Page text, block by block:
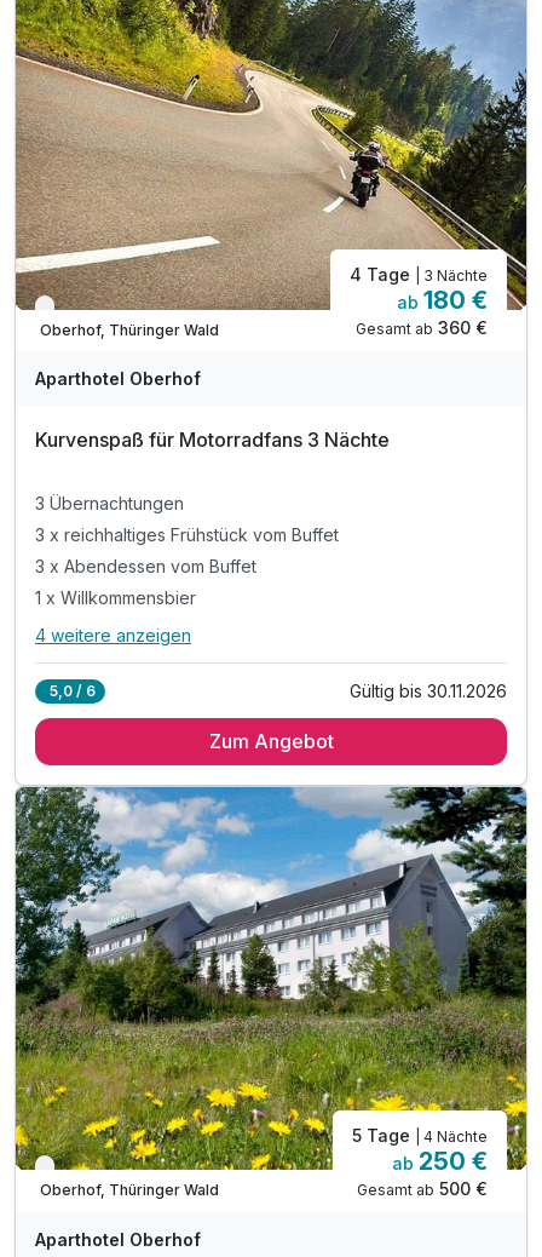
inkl. Parkplatz
inkl. WLAN
Massagen nach Vereinbarung möglich
Verfügbar bis November
Oberhof, Thüringer Wald
4 Tage | 3 Nächte
ab 180 €
Gesamt ab 360 €
Aparthotel Oberhof
Kurvenspaß für Motorradfans 3 Nächte
3 Übernachtungen
3 x reichhaltiges Frühstück vom Buffet
3 x Abendessen vom Buffet
1 x Willkommensbier
Alle Inklusivleistungen
3 x reichhaltiges Frühstück vom Buffet
1 x Willkommensbier
1 x Willkommensgeschenk
inkl. WLAN
inkl. Nutzung unserer Sauna
inkl. Nutzung der Bikergarage
4 weitere anzeigen
5,0 / 6 Gültig bis 30.11.2026
Zum Angebot
Verfügbar bis Dezember
Oberhof, Thüringer Wald
5 Tage | 4 Nächte
ab 250 €
Gesamt ab 500 €
Aparthotel Oberhof